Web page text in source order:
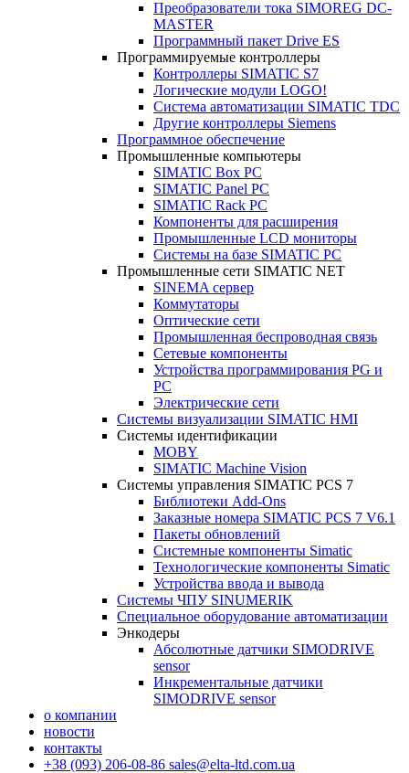
Преобразователи тока SIMOREG DC-
MASTER
Программный пакет Drive ES
Программируемые контроллеры
Контроллеры SIMATIC S7
Логические модули LOGO!
Система автоматизации SIMATIC TDC
Другие контроллеры Siemens
Программное обеспечение
Промышленные компьютеры
SIMATIC Box PC
SIMATIC Panel PС
SIMATIC Rack PC
Компоненты для расширения
Промышленные LCD мониторы
Системы на базе SIMATIC PC
Промышленные сети SIMATIC NET
SINEMA сервер
Коммутаторы
Оптические сети
Промышленная беспроводная связь
Сетевые компоненты
Устройства программирования PG и
PC
Электрические сети
Системы визуализации SIMATIC HMI
Системы идентификации
MOBY
SIMATIC Machine Vision
Системы управления SIMATIC PCS 7
Библиотеки Add-Ons
Заказные номера SIMATIC PCS 7 V6.1
Пакеты обновлений
Системные компоненты Simatic
Технологические компоненты Simatic
Устройства ввода и вывода
Системы ЧПУ SINUMERIK
Специальное оборудование автоматизации
Энкодеры
Абсолютные датчики SIMODRIVE
sensor
Инкрементальные датчики
SIMODRIVE sensor
о компании
новости
контакты
+38 (093) 206-08-86 sales@elta-ltd.com.ua